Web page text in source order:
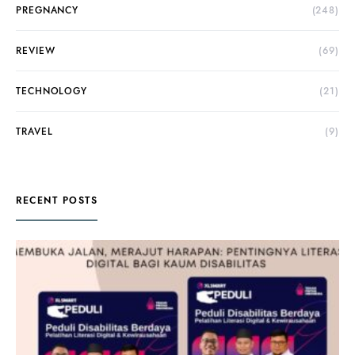
PREGNANCY (248)
REVIEW (69)
TECHNOLOGY (21)
TRAVEL (9)
RECENT POSTS